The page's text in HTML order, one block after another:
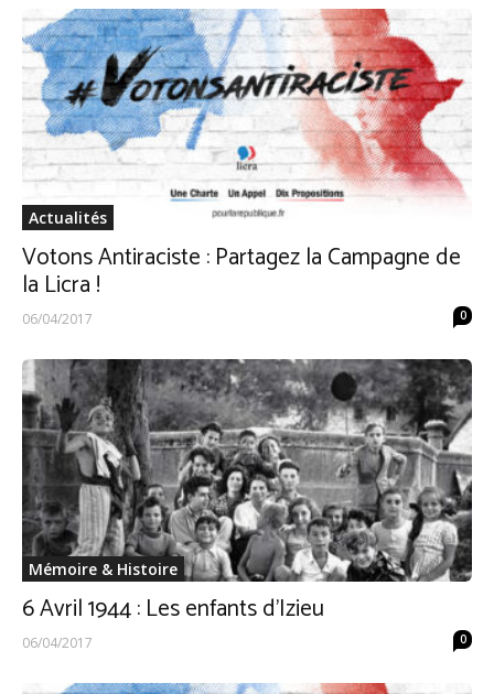
Actualités
Votons Antiraciste : Partagez la Campagne de
la Licra !
06/04/2017 0
Mémoire & Histoire
6 Avril 1944 : Les enfants d’Izieu
06/04/2017 0